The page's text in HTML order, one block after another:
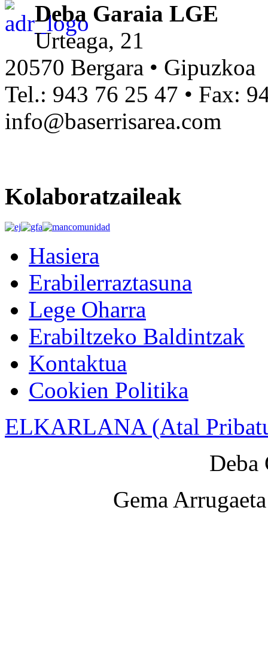
Deba Garaia LGE
Urteaga, 21
20570 Bergara • Gipuzkoa
Tel.: 943 76 25 47 • Fax:
info@baserrisarea.com
Kolaboratzaileak
Hasiera
Erabilerraztasuna
Lege Oharra
Erabiltzeko Baldintzak
Kontaktua
Cookien Politika
ELKARLANA (Atal
Deba
Gema